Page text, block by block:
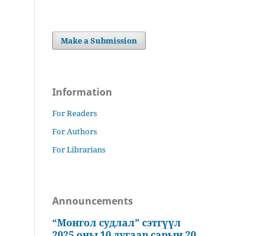
Make a Submission
Information
For Readers
For Authors
For Librarians
Announcements
“Монгол судлал” сэтгүүл